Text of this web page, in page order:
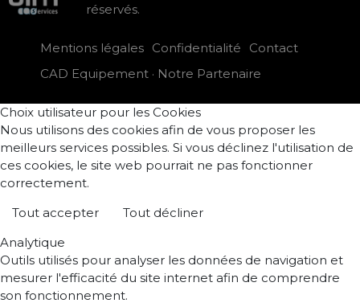
réservés.
Mentions légales Confidentialité
Contact
CAD Equipement · Notre Partenaire
Choix utilisateur pour les Cookies
Nous utilisons des cookies afin de vous proposer les
meilleurs services possibles. Si vous déclinez l'utilisation de
ces cookies, le site web pourrait ne pas fonctionner
correctement.
Tout accepter
Tout décliner
Analytique
Outils utilisés pour analyser les données de navigation et
mesurer l'efficacité du site internet afin de comprendre
son fonctionnement.